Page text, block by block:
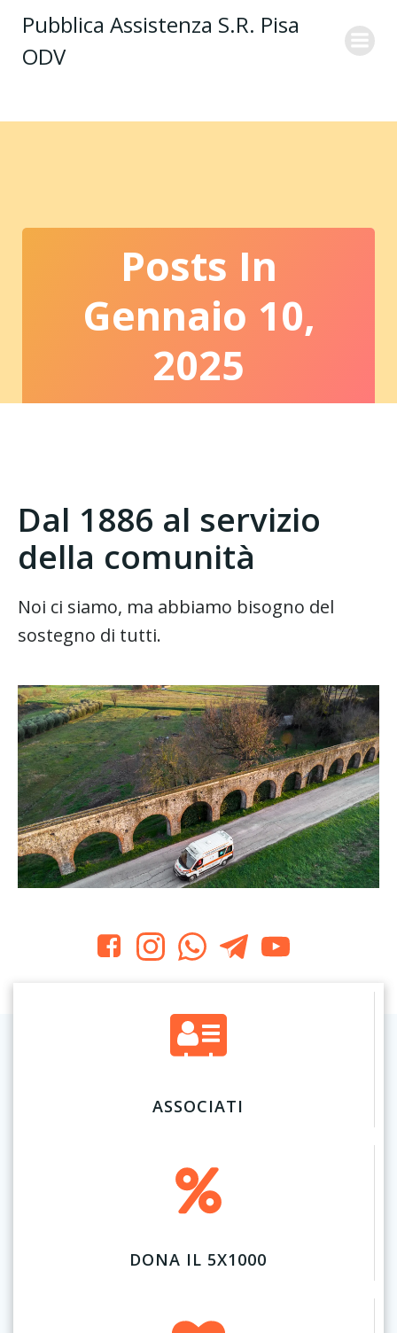
al
Pubblica Assistenza S.R. Pisa
ODV
Posts In
Gennaio 10,
2025
Dal 1886 al servizio
della comunità
Noi ci siamo, ma abbiamo bisogno del
sostegno di tutti.
ASSOCIATI
DONA IL 5X1000